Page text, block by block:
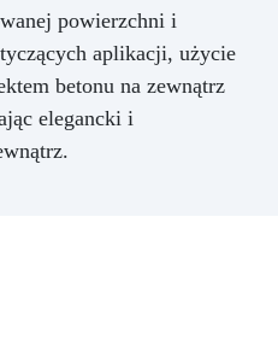
powierzchni i
aplikacji, użycie
betonu na zewnątrz
elegancki i